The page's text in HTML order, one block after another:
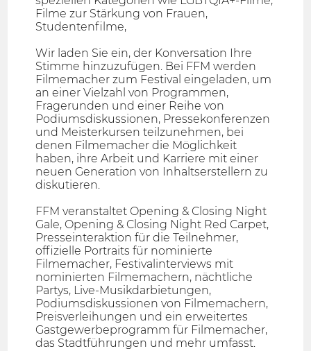
Filme zur Stärkung von Frauen,
Studentenfilme,
Wir laden Sie ein, der Konversation Ihre
Stimme hinzuzufügen. Bei FFM werden
Filmemacher zum Festival eingeladen, um
an einer Vielzahl von Programmen,
Fragerunden und einer Reihe von
Podiumsdiskussionen, Pressekonferenzen
und Meisterkursen teilzunehmen, bei
denen Filmemacher die Möglichkeit
haben, ihre Arbeit und Karriere mit einer
neuen Generation von Inhaltserstellern zu
diskutieren.
FFM veranstaltet Opening & Closing Night
Gale, Opening & Closing Night Red Carpet,
Presseinteraktion für die Teilnehmer,
offizielle Portraits für nominierte
Filmemacher, Festivalinterviews mit
nominierten Filmemachern, nächtliche
Partys, Live-Musikdarbietungen,
Podiumsdiskussionen von Filmemachern,
Preisverleihungen und ein erweitertes
Gastgewerbeprogramm für Filmemacher,
das Stadtführungen und mehr umfasst.